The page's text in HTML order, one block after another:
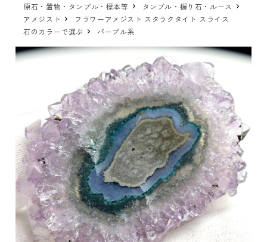
原石・置物・タンブル・標本等
タンブル・握り石・ルース
アメジスト
フラワーアメジスト スタラクタイト スライス
石のカラーで選ぶ
パープル系